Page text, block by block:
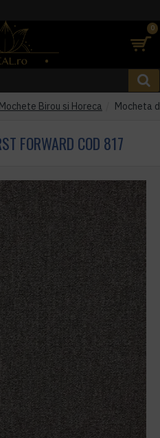
0
Mochete Birou si Horeca Mocheta
FORWARD COD 817